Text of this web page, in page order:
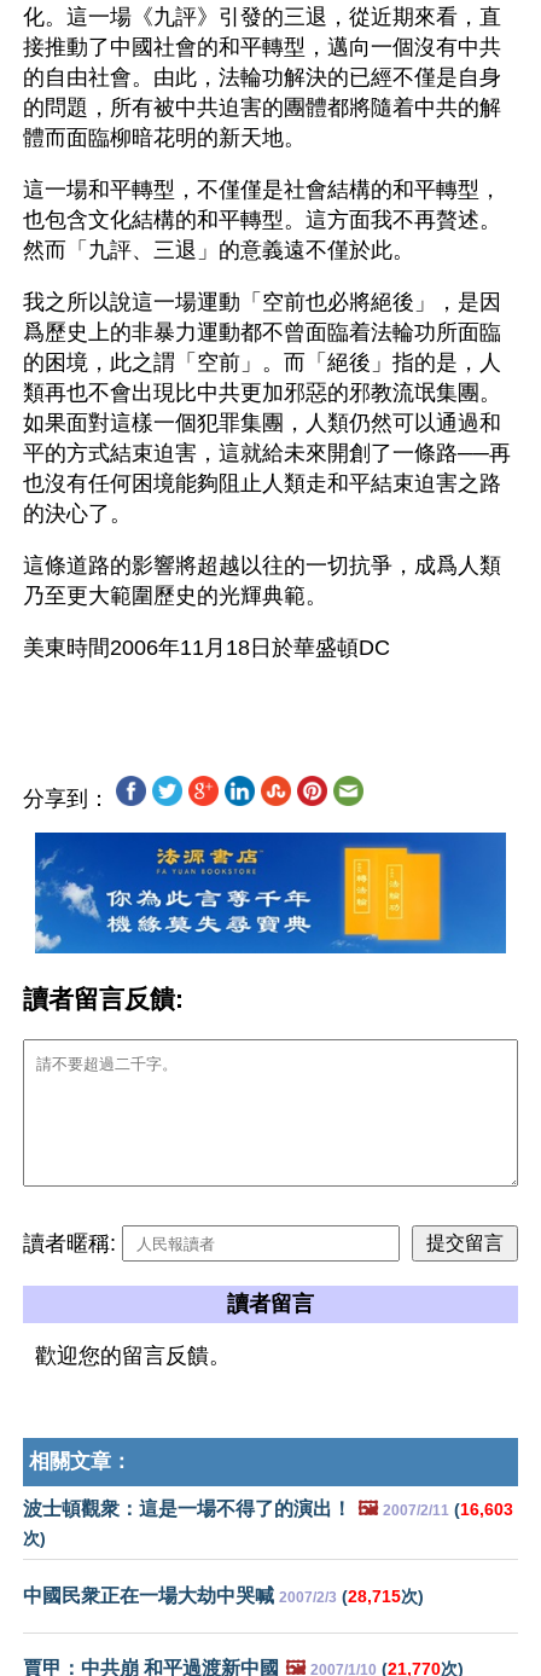
化。這一場《九評》引發的三退，從近期來看，直
接推動了中國社會的和平轉型，邁向一個沒有中共
的自由社會。由此，法輪功解決的已經不僅是自身
的問題，所有被中共迫害的團體都將隨着中共的解
體而面臨柳暗花明的新天地。
這一場和平轉型，不僅僅是社會結構的和平轉型，
也包含文化結構的和平轉型。這方面我不再贅述。
然而「九評、三退」的意義遠不僅於此。
我之所以說這一場運動「空前也必將絕後」，是因
爲歷史上的非暴力運動都不曾面臨着法輪功所面臨
的困境，此之謂「空前」。而「絕後」指的是，人
類再也不會出現比中共更加邪惡的邪教流氓集團。
如果面對這樣一個犯罪集團，人類仍然可以通過和
平的方式結束迫害，這就給未來開創了一條路──再
也沒有任何困境能夠阻止人類走和平結束迫害之路
的決心了。
這條道路的影響將超越以往的一切抗爭，成爲人類
乃至更大範圍歷史的光輝典範。
美東時間2006年11月18日於華盛頓DC
分享到：
讀者留言反饋:
讀者暱稱:
讀者留言
歡迎您的留言反饋。
相關文章：
波士頓觀衆：這是一場不得了的演出！ 🖼️ 2007/2/11 (16,603
次)
中國民衆正在一場大劫中哭喊 2007/2/3 (28,715次)
賈甲：中共崩 和平過渡新中國 🖼️ 2007/1/10 (21,770次)